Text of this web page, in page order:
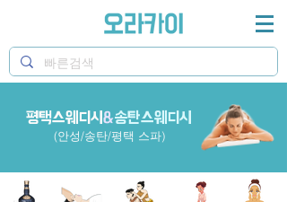
오라카이 평택스웨디시와 송탄스웨디시&평택스파 정
평택스웨디시 &송탄스웨디시
(안성/송탄/평택 스파)